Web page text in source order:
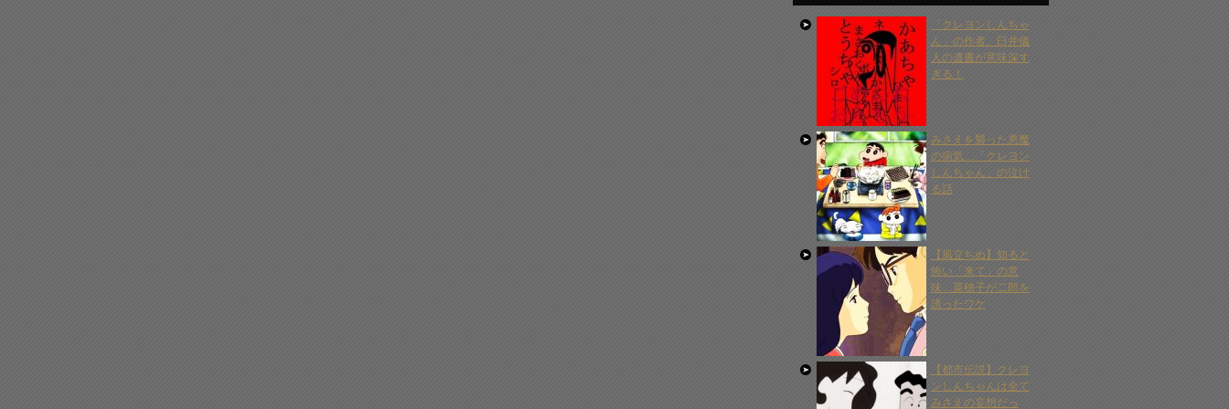
「クレヨンしんちゃ
ん」の作者、臼井儀
人の遺書が意味深す
ぎる！
みさえを襲った悪魔
の病気…「クレヨン
しんちゃん」の泣け
る話
【風立ちぬ】知ると
怖い「来て」の意
味…菜穂子が二郎を
誘ったワケ
【都市伝説】クレヨ
ンしんちゃんは全て
みさえの妄想だっ